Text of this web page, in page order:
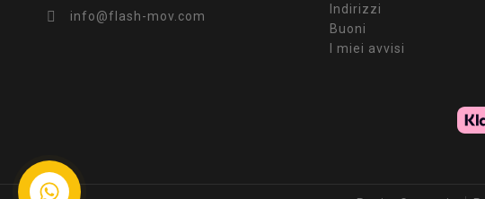
 info@flash-mov.com
Indirizzi
Buoni
I miei avvisi